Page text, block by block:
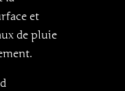
et
de pluie